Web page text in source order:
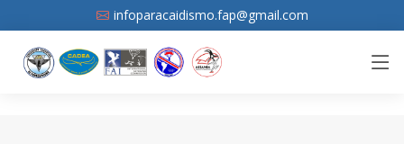
infoparacaidismo.fap@gmail.com